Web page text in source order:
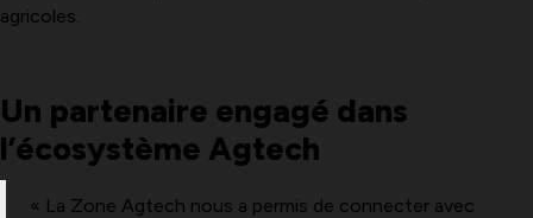
agricoles.
Un partenaire engagé dans
l’écosystème Agtech
« La Zone Agtech nous a permis de connecter avec